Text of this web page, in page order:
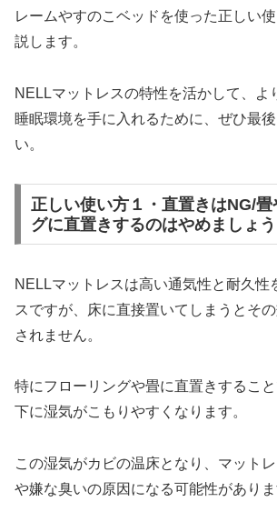
レームやすのこベッドを使った正しい
説します。
NELLマットレスの特性を活かして、よ
睡眠環境を手に入れるために、ぜひ最
い。
正しい使い方１・直置きはNG/
グに直置きするのはやめましょう
NELLマットレスは高い通気性と耐久性
スですが、床に直接置いてしまうとそ
されません。
特にフローリングや畳に直置きするこ
下に湿気がこもりやすくなります。
この湿気がカビの温床となり、マット
や嫌な臭いの原因になる可能性がありま